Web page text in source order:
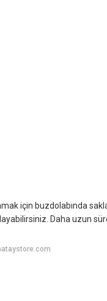
için buzdolabında
Daha uzun